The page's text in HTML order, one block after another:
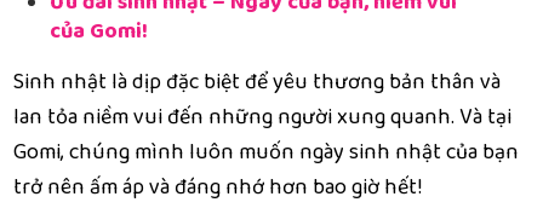
của Gomi!
Sinh nhật là dịp đặc biệt để yêu thương bản thân và
lan tỏa niềm vui đến những người xung quanh. Và tại
Gomi, chúng mình luôn muốn ngày sinh nhật của bạn
trở nên ấm áp và đáng nhớ hơn bao giờ hết!